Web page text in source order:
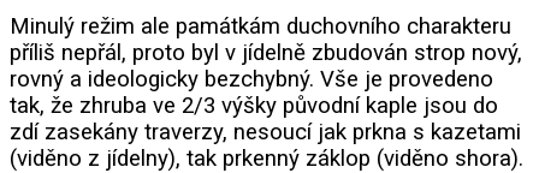
Minulý režim ale památkám duchovního charakteru
příliš nepřál, proto byl v jídelně zbudován strop nový,
rovný a ideologicky bezchybný. Vše je provedeno
tak, že zhruba ve 2/3 výšky původní kaple jsou do
zdí zasekány traverzy, nesoucí jak prkna s kazetami
(viděno z jídelny), tak prkenný záklop (viděno shora).